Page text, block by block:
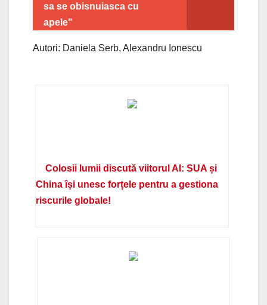
sa se obisnuiasca cu
apele"
Autori: Daniela Serb, Alexandru Ionescu
Colosii lumii discută viitorul AI: SUA și
China își unesc forțele pentru a gestiona
riscurile globale!